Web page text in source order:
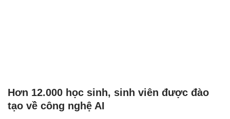
Hơn 12.000 học sinh, sinh viên được đào
tạo về công nghệ AI